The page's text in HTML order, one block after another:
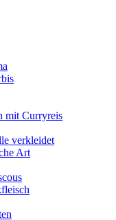
mit Curryreis
verkleidet
Art